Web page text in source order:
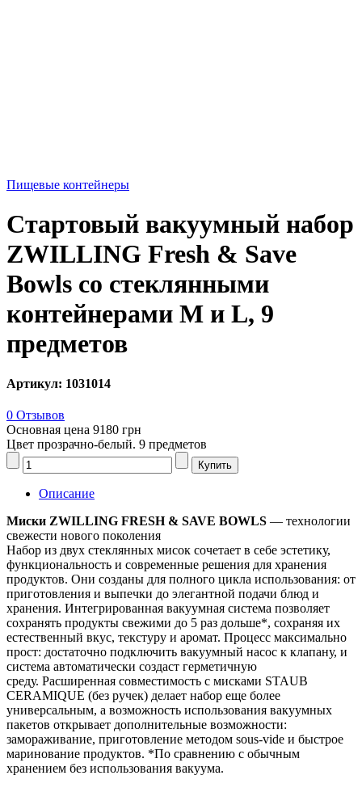
Пищевые контейнеры
Стартовый вакуумный набор
ZWILLING Fresh & Save
Bowls со стеклянными
контейнерами M и L, 9
предметов
Артикул: 1031014
0 Отзывов
Основная цена 9180 грн
Цвет прозрачно-белый. 9 предметов
Описание
Миски ZWILLING FRESH & SAVE BOWLS — технологии
свежести нового поколения
Набор из двух стеклянных мисок сочетает в себе эстетику,
функциональность и современные решения для хранения
продуктов. Они созданы для полного цикла использования: от
приготовления и выпечки до элегантной подачи блюд и
хранения. Интегрированная вакуумная система позволяет
сохранять продукты свежими до 5 раз дольше*, сохраняя их
естественный вкус, текстуру и аромат. Процесс максимально
прост: достаточно подключить вакуумный насос к клапану, и
система автоматически создаст герметичную
среду. Расширенная совместимость с мисками STAUB
CERAMIQUE (без ручек) делает набор еще более
универсальным, а возможность использования вакуумных
пакетов открывает дополнительные возможности:
замораживание, приготовление методом sous-vide и быстрое
маринование продуктов. *По сравнению с обычным
хранением без использования вакуума.